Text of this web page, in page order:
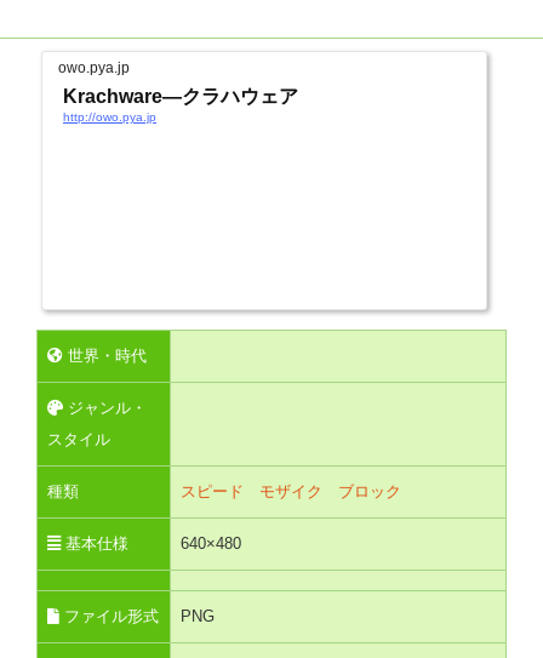
owo.pya.jp
Krachware―クラハウェア
http://owo.pya.jp
世界・時代
ジャンル・
スタイル
種類 スピード モザイク ブロック
基本仕様 640×480
ファイル形式 PNG